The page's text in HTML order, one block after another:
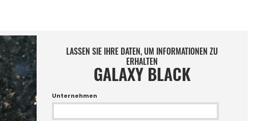
LASSEN SIE IHRE DATEN, UM INFORMATIONEN ZU
ERHALTEN
GALAXY BLACK
Unternehmen